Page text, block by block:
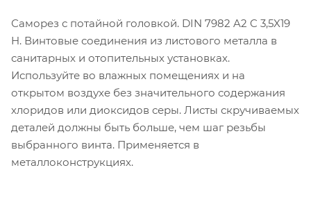
Саморез с потайной головкой. DIN 7982 A2 C 3,5X19
H. Винтовые соединения из листового металла в
санитарных и отопительных установках.
Используйте во влажных помещениях и на
открытом воздухе без значительного содержания
хлоридов или диоксидов серы. Листы скручиваемых
деталей должны быть больше, чем шаг резьбы
выбранного винта. Применяется в
металлоконструкциях.